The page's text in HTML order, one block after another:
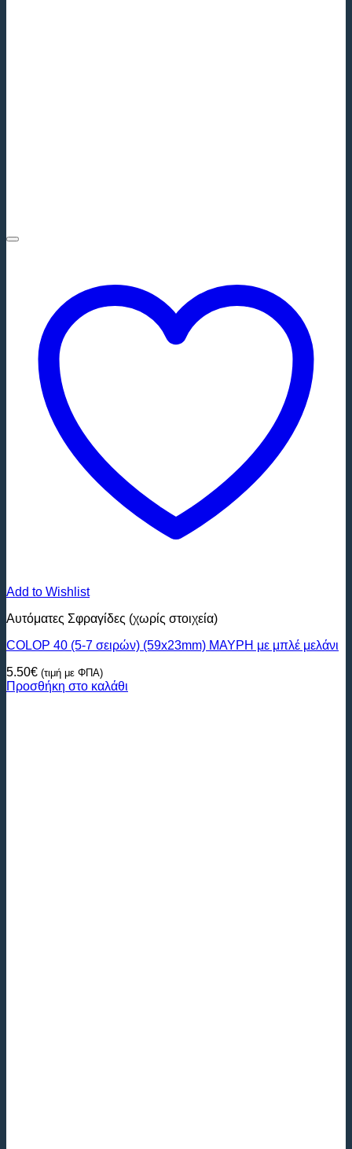
Add to Wishlist
Αυτόματες Σφραγίδες (χωρίς στοιχεία)
COLOP 40 (5-7 σειρών) (59x23mm) ΜΑΥΡΗ με μπλέ μελάνι
5.50€ (τιμή με ΦΠΑ)
Προσθήκη στο καλάθι